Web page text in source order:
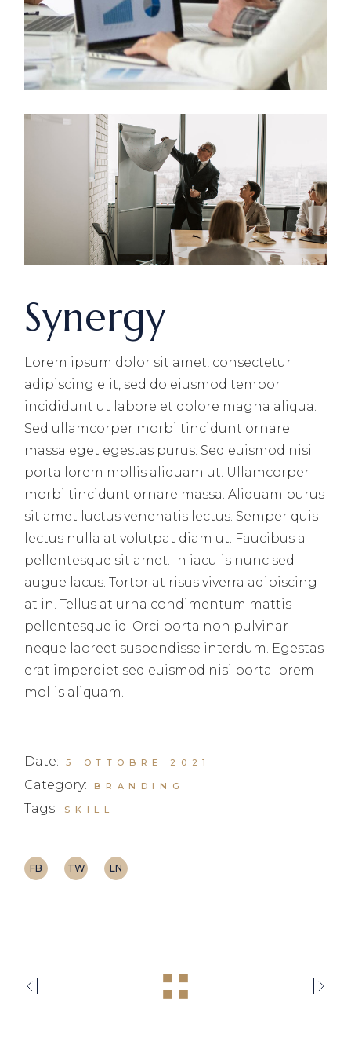
Synergy
Lorem ipsum dolor sit amet, consectetur
adipiscing elit, sed do eiusmod tempor
incididunt ut labore et dolore magna aliqua.
Sed ullamcorper morbi tincidunt ornare
massa eget egestas purus. Sed euismod nisi
porta lorem mollis aliquam ut. Ullamcorper
morbi tincidunt ornare massa. Aliquam purus
sit amet luctus venenatis lectus. Semper quis
lectus nulla at volutpat diam ut. Faucibus a
pellentesque sit amet. In iaculis nunc sed
augue lacus. Tortor at risus viverra adipiscing
at in. Tellus at urna condimentum mattis
pellentesque id. Orci porta non pulvinar
neque laoreet suspendisse interdum. Egestas
erat imperdiet sed euismod nisi porta lorem
mollis aliquam.
Date: 5 OTTOBRE 2021
Category: BRANDING
Tags: SKILL
FB TW LN